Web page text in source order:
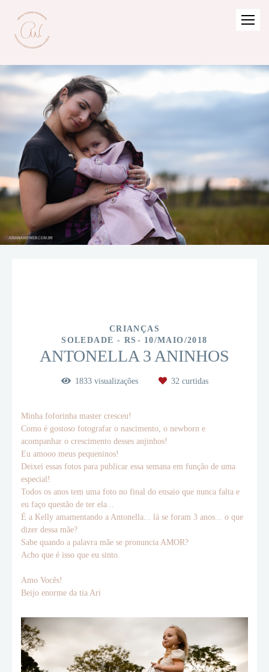
CRIANÇAS
SOLEDADE - RS
10/MAIO/2018
ANTONELLA 3 ANINHOS
1833visualizações 32 curtidas
Minha foforinha master cresceu!
Como é gostoso fotografar o nascimento, o newborn e
acompanhar o crescimento desses anjinhos!
Eu amooo meus pequeninos!
Deixei essas fotos para publicar essa semana em função de uma
especial!
Todos os anos tem uma foto no final do ensaio que nunca falta e
eu faço questão de ter ela...
É a Kelly amamentando a Antonella... lá se foram 3 anos... o que
dizer dessa mãe?
Sabe quando a palavra mãe se pronuncia AMOR?
Acho que é isso que eu sinto.
Amo Vocês!
Beijo enorme da tia Ari